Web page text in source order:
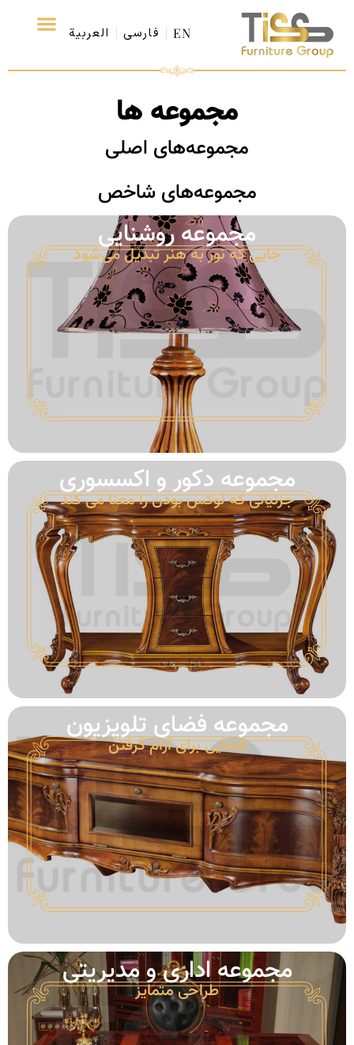
EN فارسی العربية
مجموعه ها
مجموعه‌های اصلی
مجموعه‌های شاخص
مجموعه‌ روشنایی
جایی که نور به هنر تبدیل می‌شود
مجموعه‌ دکور و اکسسوری
جزئیاتی که لوکس بودن را معنا می کند
مجموعه فضای تلویزیون
فضایی برای آرام گرفتن
مجموعه‌ اداری و مدیریتی
طراحی متمایز